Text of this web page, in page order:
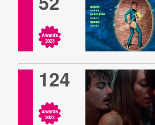
Awards
2023
124
Awards
2023